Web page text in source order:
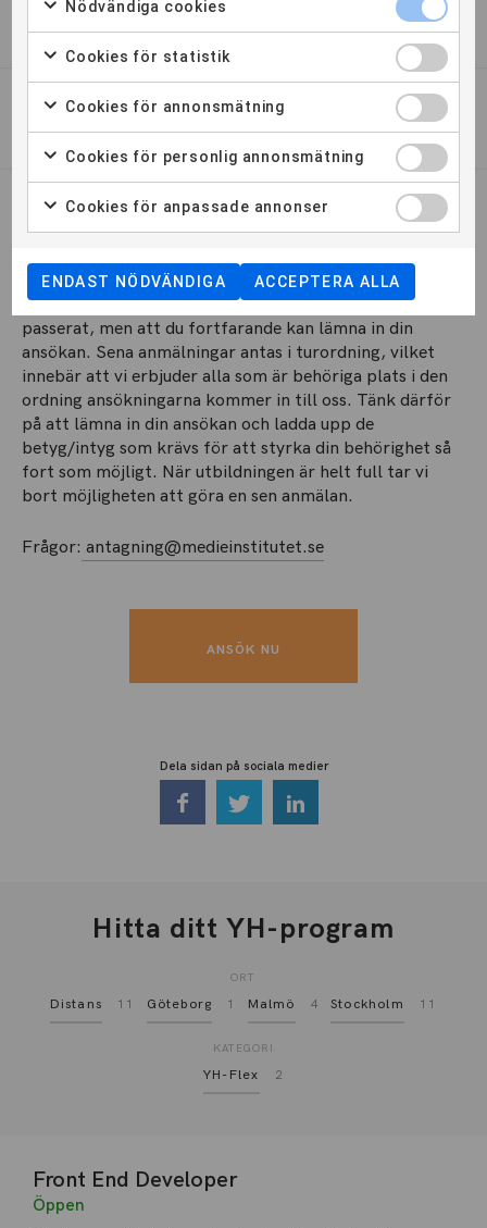
TERMINSTIDER
Sen anmälan
Sen anmälan betyder att ordinarie ansökningsdag har
passerat, men att du fortfarande kan lämna in din
ansökan. Sena anmälningar antas i turordning, vilket
innebär att vi erbjuder alla som är behöriga plats i den
ordning ansökningarna kommer in till oss. Tänk därför
på att lämna in din ansökan och ladda upp de
betyg/intyg som krävs för att styrka din behörighet så
fort som möjligt. När utbildningen är helt full tar vi
bort möjligheten att göra en sen anmälan.
Frågor: antagning@medieinstitutet.se
ANSÖK NU
Dela sidan på sociala medier
Hitta ditt YH-program
ORT
Distans 11 Göteborg 1 Malmö 4 Stockholm 11
KATEGORI
YH-Flex 2
Front End Developer
Öppen
Nödvändiga cookies
Cookies för statistik
Cookies för annonsmätning
Cookies för personlig annonsmätning
Cookies för anpassade annonser
ENDAST NÖDVÄNDIGA ACCEPTERA ALLA